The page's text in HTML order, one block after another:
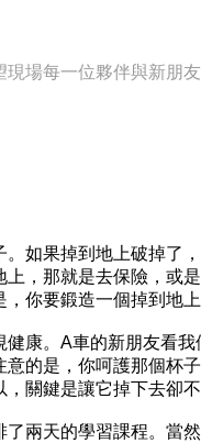
場每一位夥伴與新朋
如果掉到地上破掉了
，那就是去保險，或
你要鍛造一個掉到地上
康。A車的新朋友看
的是，你呵護那個杯
關鍵是讓它掉下去卻不
兩天的學習課程。當